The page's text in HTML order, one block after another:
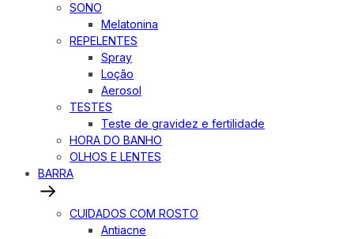
SONO
Melatonina
REPELENTES
Spray
Loção
Aerosol
TESTES
Teste de gravidez e fertilidade
HORA DO BANHO
OLHOS E LENTES
BARRA
CUIDADOS COM ROSTO
Antiacne